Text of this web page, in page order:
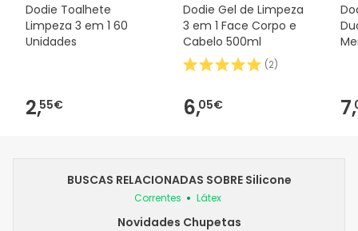
Dodie Toalhete
Limpeza 3 em 1 60
Unidades
2,55€
Dodie Gel de Limpeza
3 em 1 Face Corpo e
Cabelo 500ml
(2)
6,05€ 7,
BUSCAS RELACIONADAS SOBRE Silicone
Correntes Látex
Novidades Chupetas